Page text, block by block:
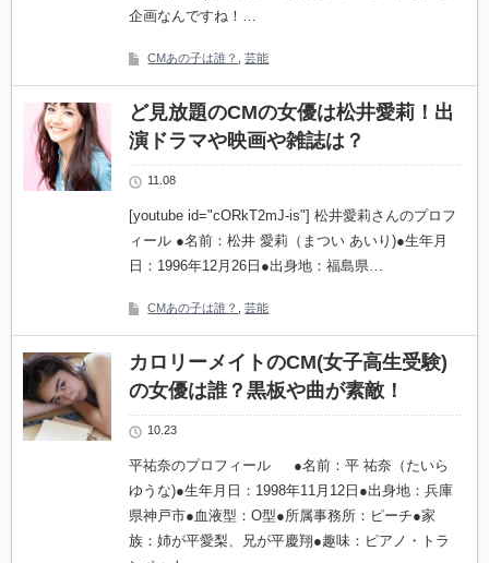
企画なんですね！…
CMあの子は誰？ ,芸能
ど見放題のCMの女優は松井愛莉！出
演ドラマや映画や雑誌は？
11.08
[youtube id="cORkT2mJ-is"] 松井愛莉さんのプロフ
ィール ●名前：松井 愛莉（まつい あいり)●生年月
日：1996年12月26日●出身地：福島県…
CMあの子は誰？ ,芸能
カロリーメイトのCM(女子高生受験)
の女優は誰？黒板や曲が素敵！
10.23
平祐奈のプロフィール ●名前：平 祐奈（たいら
ゆうな)●生年月日：1998年11月12日●出身地：兵庫
県神戸市●血液型：O型●所属事務所：ピーチ●家
族：姉が平愛梨、兄が平慶翔●趣味：ピアノ・トラ